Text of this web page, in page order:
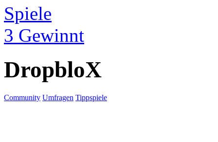
Spiele
3 Gewinnt
DropbloX
Community Umfragen Tippspiele